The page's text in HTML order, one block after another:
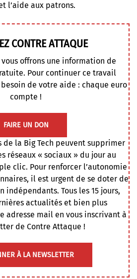
l’aide aux patrons.
CONTRE ATTAQUE
vous offrons une information de
Pour continuer ce travail
de votre aide : chaque euro
compte !
FAIRE UN DON
de la Big Tech peuvent supprimer
réseaux « sociaux » du jour au
clic. Pour renforcer l’autonomie
il est urgent de se doter de
indépendants. Tous les 15 jours,
actualités et bien plus
adresse mail en vous inscrivant à
de Contre Attaque !
À LA NEWSLETTER